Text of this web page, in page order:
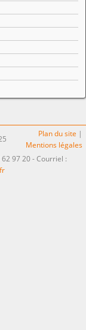
Plan du site |
Mentions légales
97 20 - Courriel :